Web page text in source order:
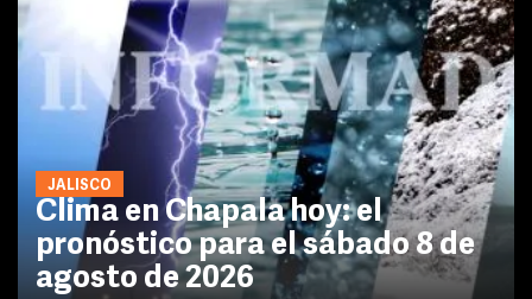
JALISCO
Clima en Chapala hoy: el
pronóstico para el sábado 8 de
agosto de 2026